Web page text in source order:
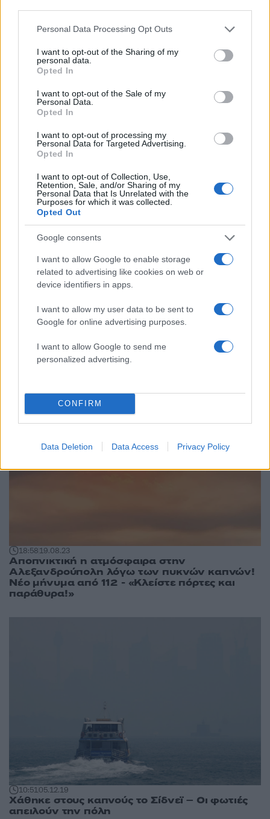
Please note that this website/app uses one or more Google
not limited to your visit or usage behaviour. You may click to
grant or deny consent to Google and its third-party tags to
use your data for below specified purposes in below Google
consent section.
Personal Data Processing Opt Outs
I want to opt-out of the Sharing of my
personal data.
Opted In
I want to opt-out of the Sale of my
Personal Data.
Opted In
I want to opt-out of processing my
Personal Data for Targeted Advertising.
Opted In
I want to opt-out of Collection, Use,
Retention, Sale, and/or Sharing of my
Personal Data that Is Unrelated with the
Purposes for which it was collected.
Opted Out
Google consents
I want to allow Google to enable storage
related to advertising like cookies on web or
device identifiers in apps.
I want to allow my user data to be sent to
Google for online advertising purposes.
I want to allow Google to send me
personalized advertising.
CONFIRM
Data Deletion Data Access Privacy Policy
14:1622.08.23
Πώς θα προστατευτείτε από τους καπνούς από
Πνευμονολόγων Ελλάδας
13:43 22.08.23
«Πνίγεται» στους καπνούς ο Ασπρόπυργος -
συγκλονιστικό βίντεο από ψηλά!
18:5819.08.23
Αποπνικτική η ατμόσφαιρα στην
Αλεξανδρούπολη λόγω των πυκνών καπνών!
Νέο μήνυμα από 112 - «Κλείστε πόρτες και
παράθυρα!»
10:5105.12.19
Χάθηκε στους καπνούς το Σίδνεϊ – Οι φωτιές
απειλούν την πόλη